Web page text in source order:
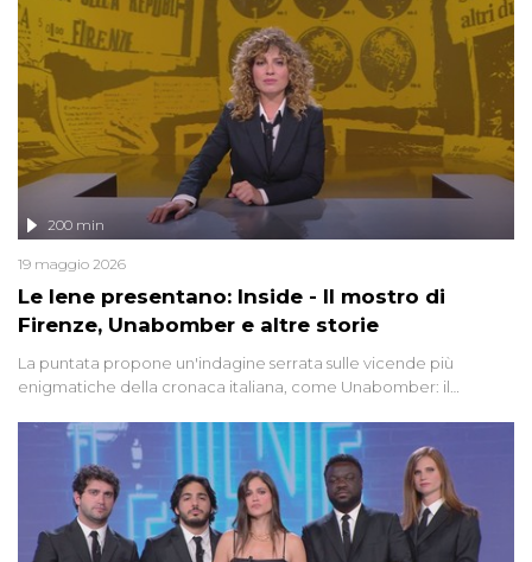
Le Iene presentano: Inside - Il mostro di
Firenze, Unabomber e altre storie
200 min
19 maggio 2026
La puntata propone un'indagine serrata sulle vicende più
enigmatiche della cronaca italiana, come Unabomber: il
'90 e il 2000 che, inquietantemente, potrebbe essere ancora in
libertà. Lo speciale affronta inoltre le zone d'ombra sul Mostro di
Firenze, le cui responsabilità appaiono ancora oggi avvolte in un
groviglio di dubbi mai chiariti. Nel corso dello speciale anche
l'intervista inedita a Olindo Romano, realizzata ne...